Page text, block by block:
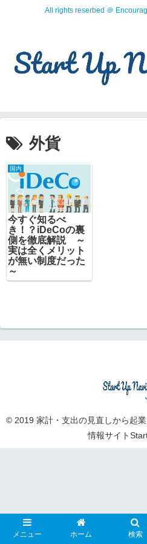
All rights reserbed ＠
外貨
国内
今すぐ知るべ
き！？iDeCoの裏
側を徹底解説 ～
実は全くメリット
が無い制度だった
～
© 2019 家計・支出の見直しから起
情報サイト
メニュー ホーム 検索